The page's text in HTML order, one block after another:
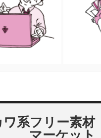
ワ系フリー素